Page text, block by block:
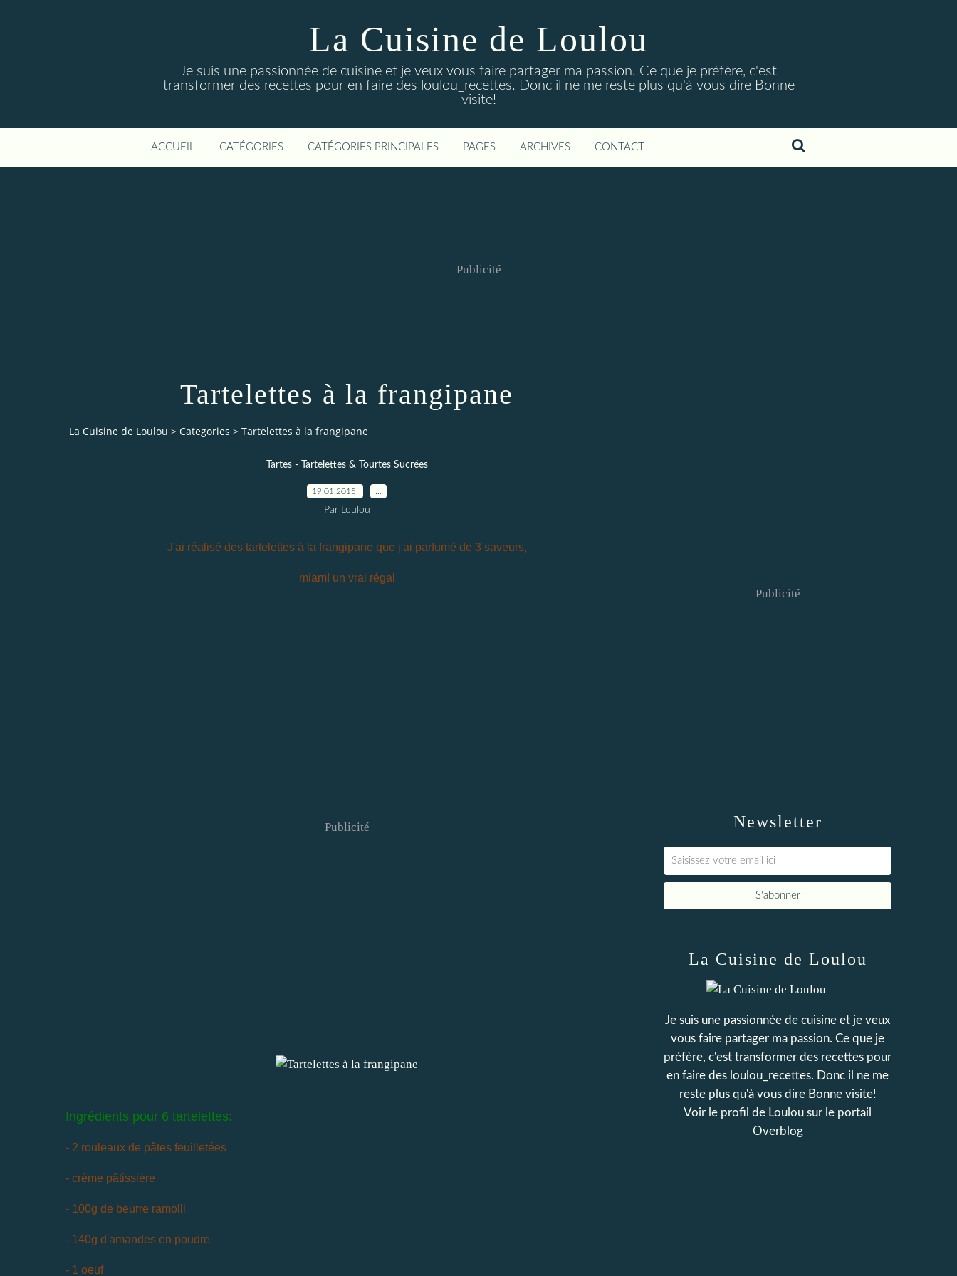
La Cuisine de Loulou
Je suis une passionnée de cuisine et je veux vous faire partager ma passion. Ce que je préfère, c'est
transformer des recettes pour en faire des loulou_recettes. Donc il ne me reste plus qu'à vous dire Bonne
visite!
ACCUEIL CATÉGORIES CATÉGORIES PRINCIPALES PAGES ARCHIVES CONTACT
Publicité
Tartelettes à la frangipane
La Cuisine de Loulou > Categories > Tartelettes à la frangipane
Tartes - Tartelettes & Tourtes Sucrées
19.01.2015
Par Loulou
J'ai réalisé des tartelettes à la frangipane que j'ai parfumé de 3 saveurs,
miam! un vrai régal
Publicité
Ingrédients pour 6 tartelettes:
- 2 rouleaux de pâtes feuilletées
- crème pâtissière
- 100g de beurre ramolli
- 140g d'amandes en poudre
- 1 oeuf
Newsletter
Publicité
La Cuisine de Loulou
Je suis une passionnée de cuisine et je veux
vous faire partager ma passion. Ce que je
préfère, c'est transformer des recettes pour
en faire des loulou_recettes. Donc il ne me
reste plus qu'à vous dire Bonne visite!
Voir le profil de Loulou sur le portail
Overblog